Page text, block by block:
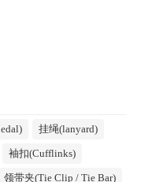
挂绳(lanyard)
袖扣(Cufflinks)
领带夹(Tie Clip / Tie Bar)